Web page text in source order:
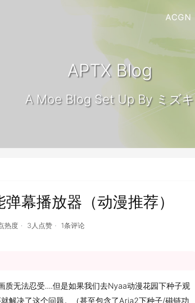
ACGN
APTX Blog
A Moe Blog Set Up By ミズキ
幕播放器（动漫推荐）
热度 3人点赞 1条评论
无法忍受....但是如果我们去Nyaa动漫花园下种子观
解决了这个问题。（甚至包含了Aria2下种子/磁链功